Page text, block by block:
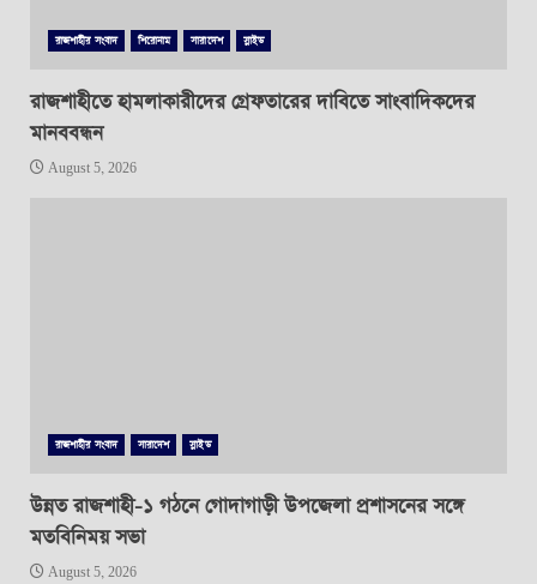
রাজশাহীর সংবাদ শিরোনাম সারাদেশ স্লাইড
রাজশাহীতে হামলাকারীদের গ্রেফতারের দাবিতে সাংবাদিকদের
মানববন্ধন
August 5, 2026
রাজশাহীর সংবাদ সারাদেশ স্লাইড
উন্নত রাজশাহী-১ গঠনে গোদাগাড়ী উপজেলা প্রশাসনের সঙ্গে
মতবিনিময় সভা
August 5, 2026